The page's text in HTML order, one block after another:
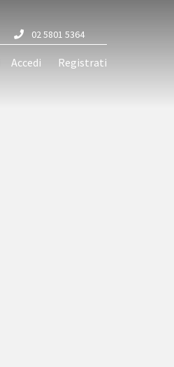
02 5801 5364
Accedi Registrati